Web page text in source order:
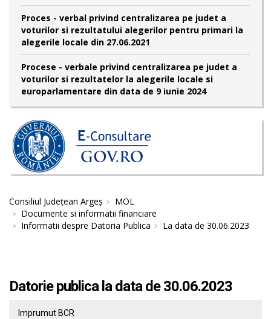
Proces - verbal privind centralizarea pe judet a
voturilor si rezultatului alegerilor pentru primari la
alegerile locale din 27.06.2021
Procese - verbale privind centralizarea pe judet a
voturilor si rezultatelor la alegerile locale si
europarlamentare din data de 9 iunie 2024
Consiliul Județean Argeș
MOL
Documente si informatii financiare
Informatii despre Datoria Publica
La data de 30.06.2023
Datorie publica la data de 30.06.2023
Imprumut BCR